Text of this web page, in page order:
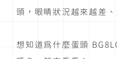
頭，眼睛狀況越來越差、
想知道為什麼蛋頭